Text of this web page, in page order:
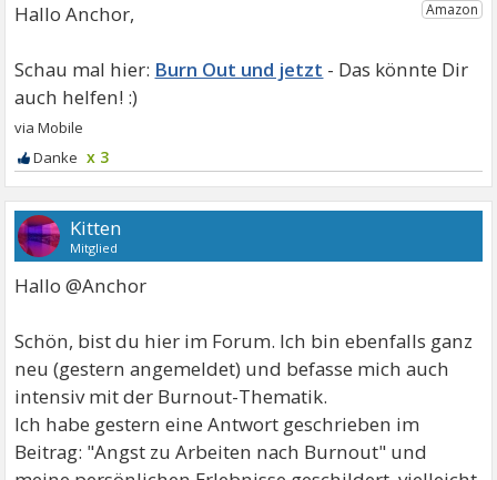
Hallo Anchor,
Burn Out und jetzt
x 3
Kitten
Mitglied
Hallo @Anchor
Schön, bist du hier im Forum. Ich bin ebenfalls ganz
neu (gestern angemeldet) und befasse mich auch
intensiv mit der Burnout-Thematik.
Ich habe gestern eine Antwort geschrieben im
Beitrag: "Angst zu Arbeiten nach Burnout" und